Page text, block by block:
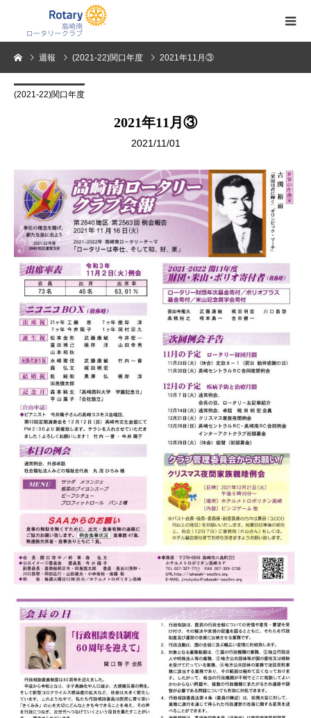
週報 (2021-22)関口年度 2021年11月③
(2021-22)関口年度
2021年11月③
2021/11/01